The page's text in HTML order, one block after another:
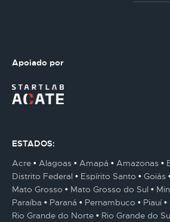
Apoiado por
ESTADOS:
Acre
Alagoas Amapá Amazonas
Distrito Federal
Espírito Santo Goiás
Mato Grosso
Mato Grosso do Sul
Paraíba
Paraná Pernambuco Piauí
Rio Grande do Norte
Rio Grande do